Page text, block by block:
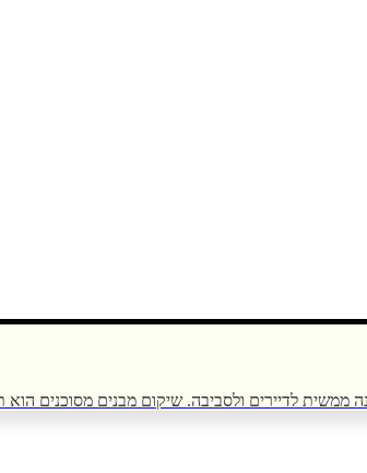
ממשית לדיירים ולסביבה. שיקום מבנים מסוכנים